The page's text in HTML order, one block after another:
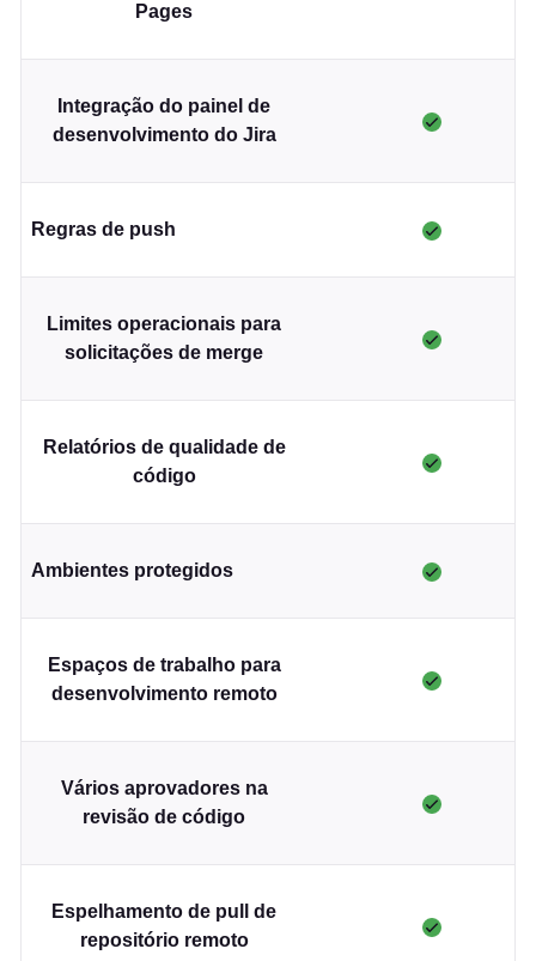
Pages
Integração do painel de
desenvolvimento do Jira
Regras de push
Limites operacionais para
solicitações de merge
Relatórios de qualidade de
código
Ambientes protegidos
Espaços de trabalho para
desenvolvimento remoto
Vários aprovadores na
revisão de código
Espelhamento de pull de
repositório remoto